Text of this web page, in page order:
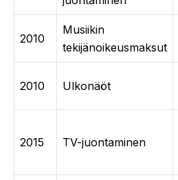
2010
Musiikin
tekijänoikeusmaksut
2010 Ulkonäöt
2015 TV-juontaminen